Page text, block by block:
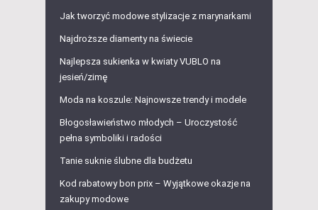
Jak tworzyć modowe stylizacje z marynarkami
Najdroższe diamenty na świecie
Najlepsza sukienka w kwiaty VUBLO na
jesień/zimę
Moda na koszule: Najnowsze trendy i modele
Błogosławieństwo młodych – Uroczystość
pełna symboliki i radości
Tanie suknie ślubne dla budżetu
Kod rabatowy bon prix – Wyjątkowe okazje na
zakupy modowe